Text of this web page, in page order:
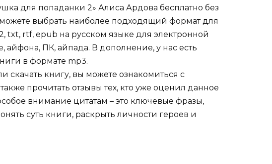
для попаданки 2» Алиса Ардова бесплатно без
выбрать наиболее подходящий формат для
txt, rtf, epub на русском языке для электронной
айфона, ПК, айпада. В дополнение, у нас есть
в формате mp3.
скачать книгу, вы можете ознакомиться с
прочитать отзывы тех, кто уже оценил данное
внимание цитатам – это ключевые фразы,
суть книги, раскрыть личности героев и